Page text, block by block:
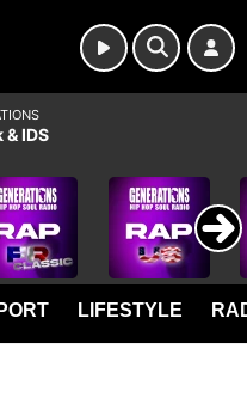
LIFESTYLE
IDS